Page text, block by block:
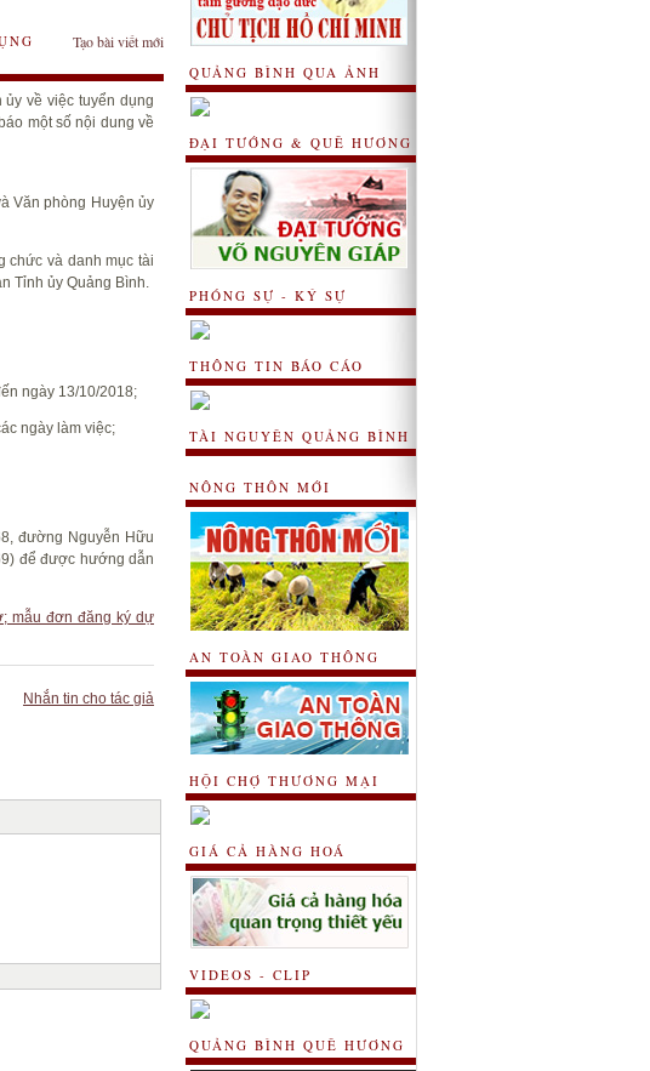
QUẢNG BÌNH QUA ẢNH
ĐẠI TƯỚNG & QUÊ HƯƠNG
PHÓNG SỰ - KÝ SỰ
THÔNG TIN BÁO CÁO
TÀI NGUYÊN QUẢNG BÌNH
NÔNG THÔN MỚI
AN TOÀN GIAO THÔNG
HỘI CHỢ THƯƠNG MẠI
GIÁ CẢ HÀNG HOÁ
VIDEOS - CLIP
QUẢNG BÌNH QUÊ HƯƠNG
Tạo bài viết mới
về việc tuyển dụng
một số nội dung về
Văn phòng Huyện ủy
chức và danh mục tài
Tỉnh ủy Quảng Bình.
ngày 13/10/2018;
ngày làm việc;
đường Nguyễn Hữu
để được hướng dẫn
mẫu đơn đăng ký dự
Nhắn tin cho tác giả